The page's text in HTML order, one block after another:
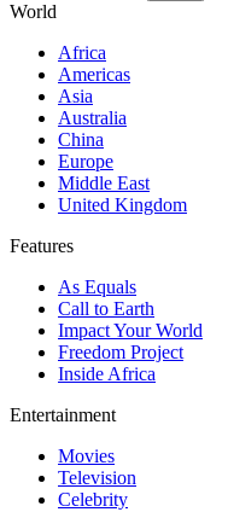
World
Africa
Americas
Asia
Australia
China
Europe
Middle East
United Kingdom
Features
As Equals
Call to Earth
Impact Your World
Freedom Project
Inside Africa
Entertainment
Movies
Television
Celebrity